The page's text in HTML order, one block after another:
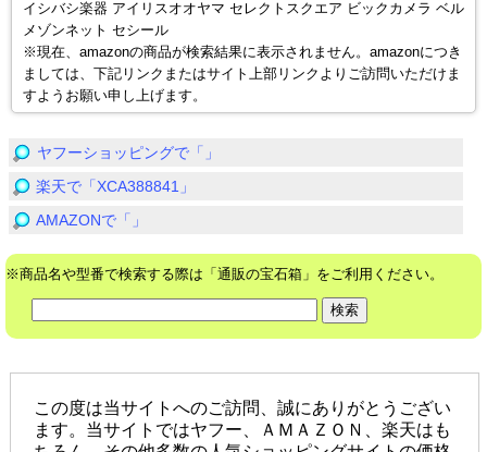
イシバシ楽器 アイリスオオヤマ セレクトスクエア ビックカメラ ベル
メゾンネット セシール
※現在、amazonの商品が検索結果に表示されません。amazonにつき
ましては、下記リンクまたはサイト上部リンクよりご訪問いただけま
すようお願い申し上げます。
ヤフーショッピングで「」
楽天で「XCA388841」
AMAZONで「」
※商品名や型番で検索する際は「通販の宝石箱」をご利用ください。
この度は当サイトへのご訪問、誠にありがとうござい
ます。当サイトではヤフー、ＡＭＡＺＯＮ、楽天はも